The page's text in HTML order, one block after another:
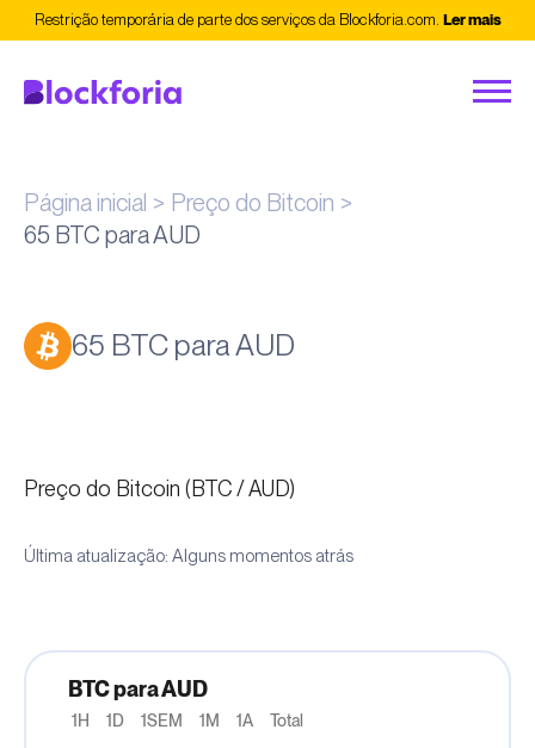
Restrição temporária de parte dos serviços da Blockforia.com. Ler mais
Página inicial
Preço do Bitcoin
65 BTC para AUD
65 BTC para AUD
Preço do Bitcoin (BTC / AUD)
Última atualização: Alguns momentos atrás
BTC para AUD
1H 1D 1SEM 1M 1A Total